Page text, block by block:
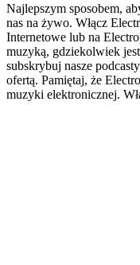
Najlepszym sposobem,
nas na żywo. Włącz
Internetowe lub na
muzyką, gdziekolwiek
subskrybuj nasze
ofertą. Pamiętaj, że
muzyki elektronicznej.